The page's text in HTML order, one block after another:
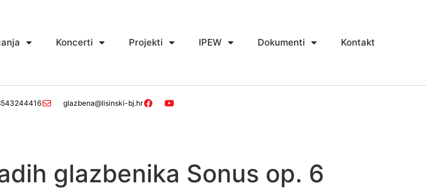
Koncerti Projekti IPEW Dokumenti Kontakt
glazbena@lisinski-bj.hr
glazbenika Sonus op. 6